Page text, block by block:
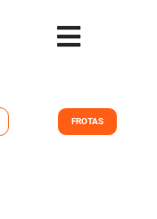
FROTAS